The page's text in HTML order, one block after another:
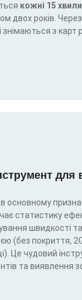
кожні 15
двох років.
знімаються з карт
для
основному
статистику
швидкості
(без покриття,
Це чудовий
та виявлення